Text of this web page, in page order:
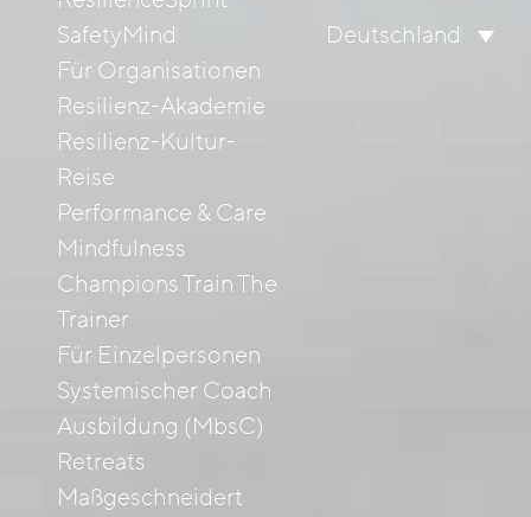
SafetyMind
Für Organisationen
Resilienz-Akademie
Resilienz-Kultur-
Reise
Performance & Care
Mindfulness
Champions Train The
Trainer
Für Einzelpersonen
Systemischer Coach
Ausbildung (MbsC)
Retreats
Maßgeschneidert
Deutschland